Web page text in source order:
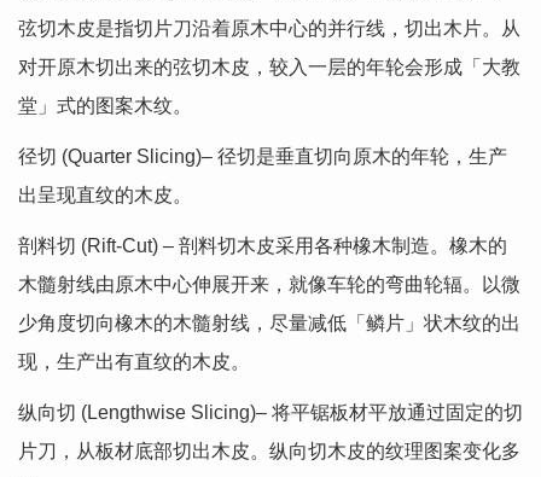
弦切木皮是指切片刀沿着原木中心的并行线，切出木片。从
对开原木切出来的弦切木皮，较入一层的年轮会形成「大教
堂」式的图案木纹。
径切 (Quarter Slicing)– 径切是垂直切向原木的年轮，生产
出呈现直纹的木皮。
剖料切 (Rift-Cut) – 剖料切木皮采用各种橡木制造。橡木的
木髓射线由原木中心伸展开来，就像车轮的弯曲轮辐。以微
少角度切向橡木的木髓射线，尽量减低「鳞片」状木纹的出
现，生产出有直纹的木皮。
纵向切 (Lengthwise Slicing)– 将平锯板材平放通过固定的切
片刀，从板材底部切出木皮。纵向切木皮的纹理图案变化多